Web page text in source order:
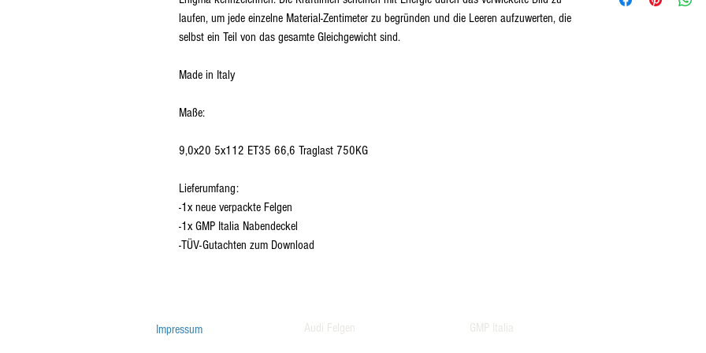
laufen, um jede einzelne Material-Zentimeter zu begründen und die Leeren aufzuwerten, die
selbst ein Teil von das gesamte Gleichgewicht sind.
Made in Italy
Maße:
9,0x20 5x112 ET35 66,6 Traglast 750KG
Lieferumfang:
-1x neue verpackte Felgen
-1x GMP Italia Nabendeckel
-TÜV-Gutachten zum Download
Impressum Audi Felgen GMP Italia